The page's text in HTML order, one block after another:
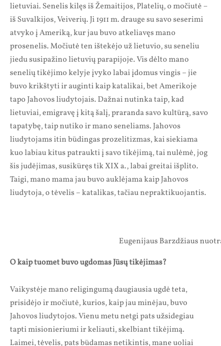
lietuviai. Senelis kilęs iš Žemaitijos, Platelių, o močiutė –
iš Suvalkijos, Veiverių. Ji 1911 m. drauge su savo seserimi
atvyko į Ameriką, kur jau buvo atkeliavęs mano
prosenelis. Močiutė ten ištekėjo už lietuvio, su seneliu
jiedu susipažino lietuvių parapijoje. Vis dėlto mano
senelių tikėjimo kelyje įvyko labai įdomus vingis – jie
buvo krikštyti ir auginti kaip katalikai, bet Amerikoje
tapo Jahovos liudytojais. Dažnai nutinka taip, kad
lietuviai, emigravę į kitą šalį, praranda savo kultūrą, savo
tapatybę, taip nutiko ir mano seneliams. Jahovos
liudytojams itin būdingas prozelitizmas, kai siekiama
kuo labiau kitus patraukti į savo tikėjimą, tai nulėmė, jog
šis judėjimas, susikūręs tik XIX a., labai greitai išplito.
Taigi, mano mama jau buvo auklėjama kaip Jahovos
liudytoja, o tėvelis – katalikas, tačiau nepraktikuojantis.
Eugenijaus Barzdžiaus
O kaip tuomet buvo ugdomas Jūsų tikėjimas?
Vaikystėje mano religingumą daugiausia ugdė teta,
prisidėjo ir močiutė, kurios, kaip jau minėjau, buvo
Jahovos liudytojos. Vienu metu netgi pats užsidegiau
tapti misionieriumi ir keliauti, skelbiant tikėjimą.
Laimei, tėvelis, pats būdamas netikintis, mane uoliai